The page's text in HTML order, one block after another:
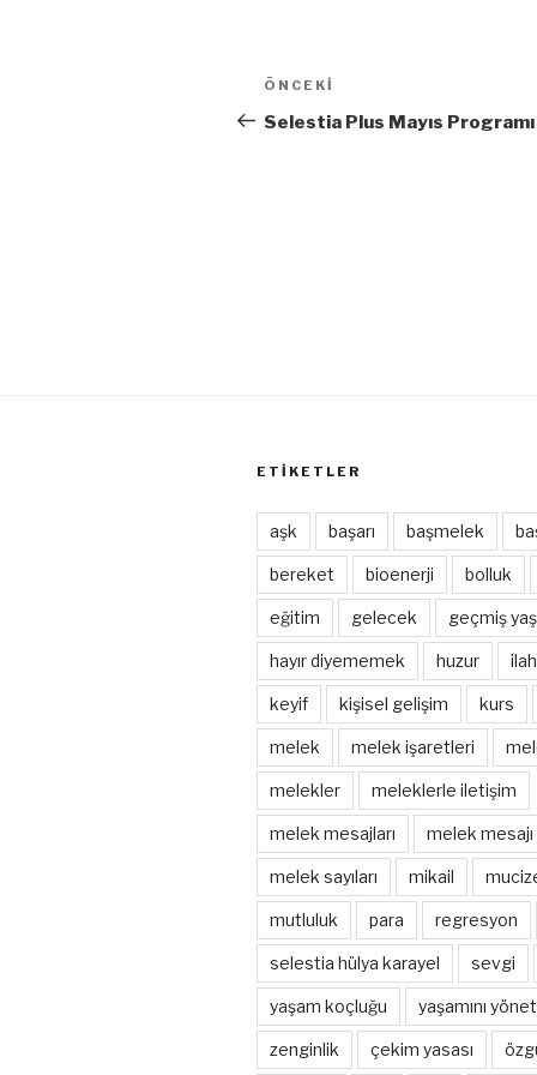
Yazı
gezinmesi
Önceki
Yazı
ÖNCEKI
Selestia Plus Mayıs Programı
ETIKETLER
aşk başarı başmelek
bereket bioenerji bolluk
eğitim gelecek geçmiş
hayır diyememek huzur
keyif kişisel gelişim kurs
melek melek işaretleri
melekler meleklerle iletişim
melek mesajları melek mesajı
melek sayıları mikail
mutluluk para regresyon
selestia hülya karayel sevgi
yaşam koçluğu yaşamını yönet
zenginlik çekim yasası